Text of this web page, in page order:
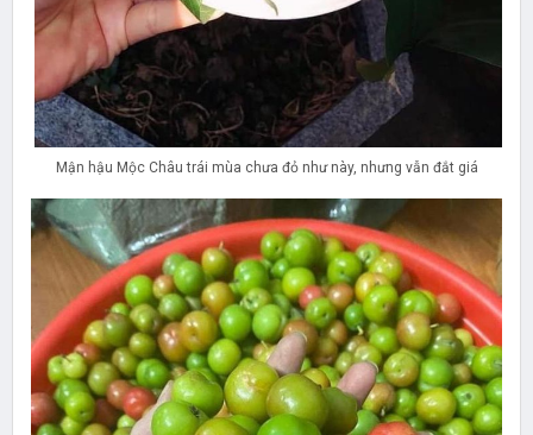
Mận hậu Mộc Châu trái mùa chưa đỏ như này, nhưng vẫn đắt giá